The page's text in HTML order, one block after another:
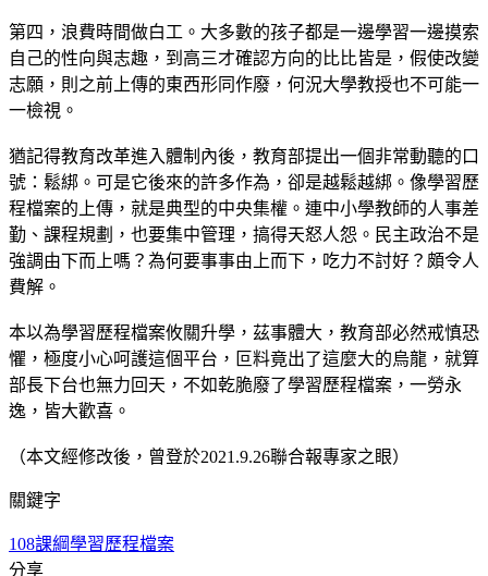
第四，浪費時間做白工。大多數的孩子都是一邊學習一邊摸索
自己的性向與志趣，到高三才確認方向的比比皆是，假使改變
志願，則之前上傳的東西形同作廢，何況大學教授也不可能一
一檢視。
猶記得教育改革進入體制內後，教育部提出一個非常動聽的口
號：鬆綁。可是它後來的許多作為，卻是越鬆越綁。像學習歷
程檔案的上傳，就是典型的中央集權。連中小學教師的人事差
勤、課程規劃，也要集中管理，搞得天怒人怨。民主政治不是
強調由下而上嗎？為何要事事由上而下，吃力不討好？頗令人
費解。
本以為學習歷程檔案攸關升學，茲事體大，教育部必然戒慎恐
懼，極度小心呵護這個平台，叵料竟出了這麼大的烏龍，就算
部長下台也無力回天，不如乾脆廢了學習歷程檔案，一勞永
逸，皆大歡喜。
（本文經修改後，曾登於2021.9.26聯合報專家之眼）
關鍵字
108課綱學習歷程檔案
分享